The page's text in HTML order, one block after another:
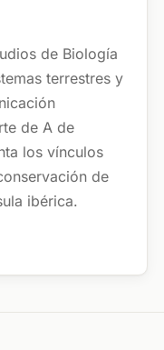
de Biología
terrestres y
de A de
los vínculos
de
ibérica.